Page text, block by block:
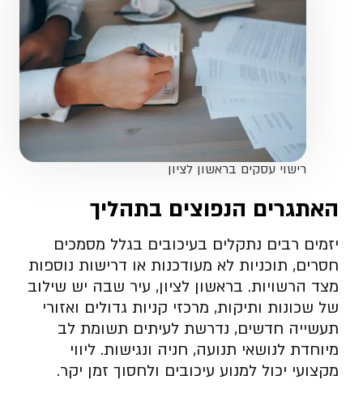
רישוי עסקים בראשון לציון
האתגרים הנפוצים בתהליך
יזמים רבים נתקלים בעיכובים בגלל מסמכים
חסרים, תוכניות לא מעודכנות או דרישות נוספות
מצד הרשויות. בראשון לציון, עיר שבה יש שילוב
של שכונות ותיקות, מרכזי קניות גדולים ואזורי
תעשייה חדשים, נדרשת לעיתים תשומת לב
מיוחדת לנושאי תנועה, חניה ונגישות. ליווי
מקצועי יכול למנוע עיכובים ולחסוך זמן יקר.